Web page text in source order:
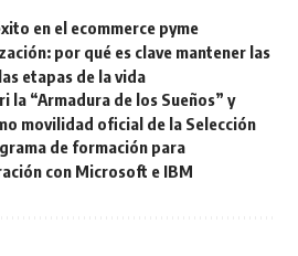
en el ecommerce pyme
por qué es clave mantener las
etapas de la vida
la “Armadura de los Sueños” y
movilidad oficial de la Selección
de formación para
con Microsoft e IBM